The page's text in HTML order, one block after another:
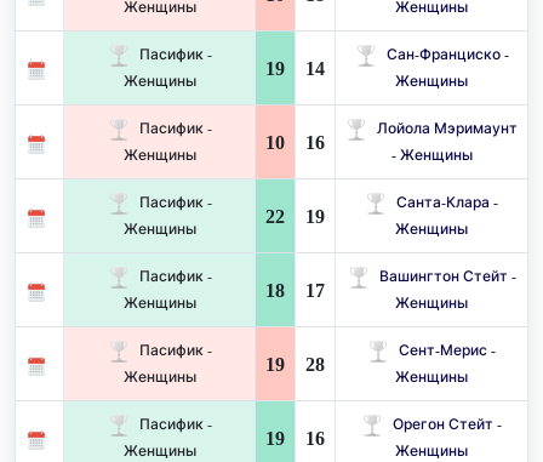
Женщины
Женщины
Пасифик -
Женщины
19 14
Сан-Франциско -
Женщины
Пасифик -
Женщины
10 16
Лойола Мэримаунт
- Женщины
Пасифик -
Женщины
22 19
Санта-Клара -
Женщины
Пасифик -
Женщины
18 17
Вашингтон Стейт -
Женщины
Пасифик -
Женщины
19 28
Сент-Мерис -
Женщины
Пасифик -
Женщины
19 16
Орегон Стейт -
Женщины